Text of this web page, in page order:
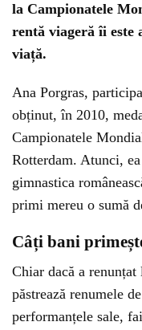
la Campionatele
rentă viageră îi este
viață.
Ana Porgras,
obținut, în 2010,
Campionatele
Rotterdam. Atunci,
gimnastica
primi mereu o sumă
Câți bani
Chiar dacă a
păstrează renumele
performanțele sale,